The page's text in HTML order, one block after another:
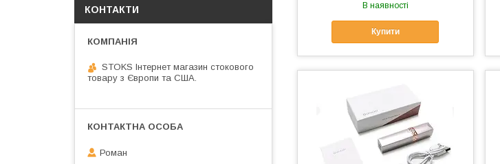
В наявності
Купити
КОНТАКТИ
STOKS Інтернет магазин стокового
товару з Європи та США.
Роман